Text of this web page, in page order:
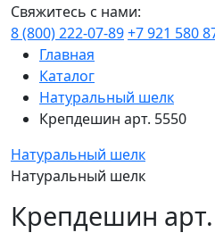
Свяжитесь с нами:
8 (800) 222-07-89+7 921 580
Главная
Каталог
Натуральный шелк
Крепдешин арт. 5550
Натуральный шелк
Натуральный шелк
Крепдешин